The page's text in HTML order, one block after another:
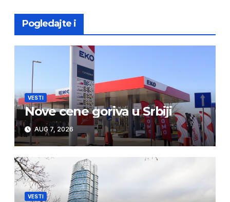
Pogledajte i
VESTI
Nove cene goriva u Srbiji
AUG 7, 2026
VESTI